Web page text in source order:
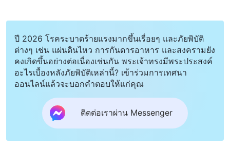
ปี 2026 โรคระบาดร้ายแรงมากขึ้นเรื่อยๆ และภัยพิบัติ
ต่างๆ เช่น แผ่นดินไหว การกันดารอาหาร และสงครามยัง
คงเกิดขึ้นอย่างต่อเนื่องเช่นกัน พระเจ้าทรงมีพระประสงค์
อะไรเบื้องหลังภัยพิบัติเหล่านี้? เข้าร่วมการเทศนา
ออนไลน์แล้วจะบอกคำตอบให้แก่คุณ
ติดต่อเราผ่าน Messenger